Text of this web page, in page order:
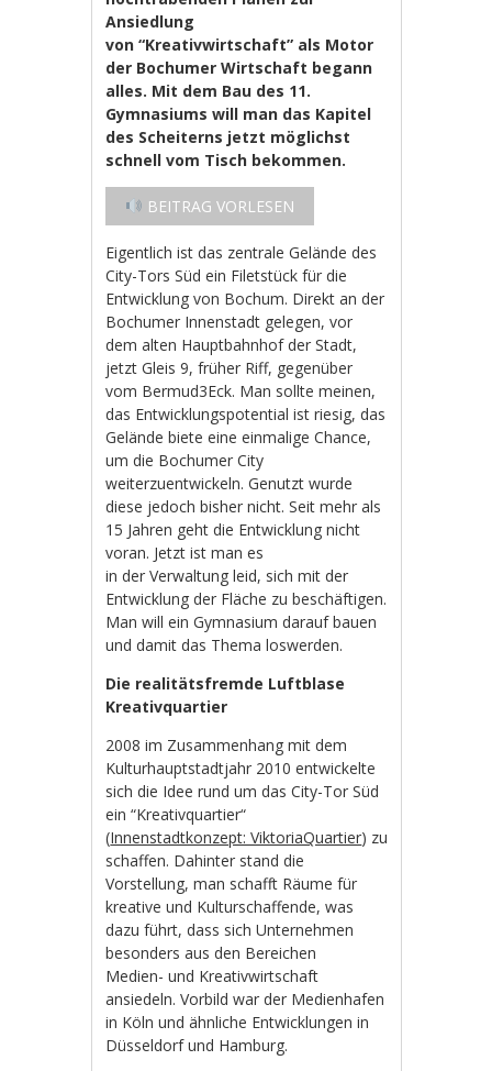
Ansiedlung
von “Kreativwirtschaft” als Motor
der Bochumer Wirtschaft begann
alles. Mit dem Bau des 11.
Gymnasiums will man das Kapitel
des Scheiterns jetzt möglichst
schnell vom Tisch bekommen.
BEITRAG VORLESEN
Eigentlich ist das zentrale Gelände des
City-Tors Süd ein Filetstück für die
Entwicklung von Bochum. Direkt an der
Bochumer Innenstadt gelegen, vor
dem alten Hauptbahnhof der Stadt,
jetzt Gleis 9, früher Riff, gegenüber
vom Bermud3Eck. Man sollte meinen,
das Entwicklungspotential ist riesig, das
Gelände biete eine einmalige Chance,
um die Bochumer City
weiterzuentwickeln. Genutzt wurde
diese jedoch bisher nicht. Seit mehr als
15 Jahren geht die Entwicklung nicht
voran. Jetzt ist man es
in der Verwaltung leid, sich mit der
Entwicklung der Fläche zu beschäftigen.
Man will ein Gymnasium darauf bauen
und damit das Thema loswerden.
Die realitätsfremde Luftblase
Kreativquartier
2008 im Zusammenhang mit dem
Kulturhauptstadtjahr 2010 entwickelte
sich die Idee rund um das City-Tor Süd
ein “Kreativquartier“
(Innenstadtkonzept: ViktoriaQuartier) zu
schaffen. Dahinter stand die
Vorstellung, man schafft Räume für
kreative und Kulturschaffende, was
dazu führt, dass sich Unternehmen
besonders aus den Bereichen
Medien- und Kreativwirtschaft
ansiedeln. Vorbild war der Medienhafen
in Köln und ähnliche Entwicklungen in
Düsseldorf und Hamburg.